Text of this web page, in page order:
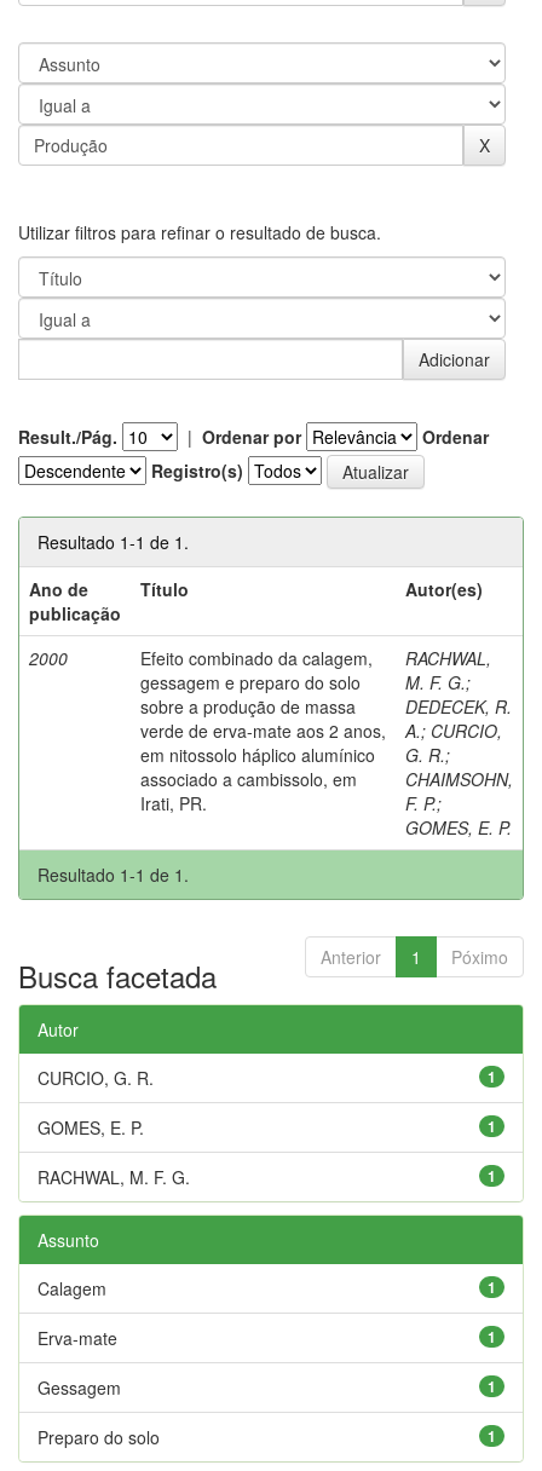
Utilizar filtros para refinar o resultado de busca.
Result./Pág. | Ordenar por
Ordenar
Registro(s)
Resultado 1-1 de 1.
Ano de
publicação
Título Autor(es)
2000
Efeito combinado da calagem,
gessagem e preparo do solo
sobre a produção de massa
verde de erva-mate aos 2 anos,
em nitossolo háplico alumínico
associado a cambissolo, em
Irati, PR.
RACHWAL,
M. F. G.;
DEDECEK, R.
A.; CURCIO,
G. R.;
CHAIMSOHN,
F. P.;
GOMES, E. P.
Resultado 1-1 de 1.
Anterior 1 Póximo
Busca facetada
Autor
1
CURCIO, G. R.
1
GOMES, E. P.
1
RACHWAL, M. F. G.
Assunto
1
Calagem
1
Erva-mate
1
Gessagem
1
Preparo do solo